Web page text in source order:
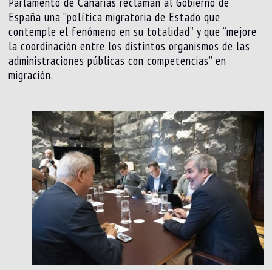
España una “política migratoria de Estado que
contemple el fenómeno en su totalidad” y que “mejore
la coordinación entre los distintos organismos de las
administraciones públicas con competencias” en
migración.